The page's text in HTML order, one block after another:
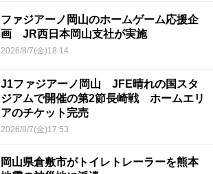
ファジアーノ岡山のホームゲーム応援企
画 JR西日本岡山支社が実施
2026/8/7(金)18:14
J1ファジアーノ岡山 JFE晴れの国スタ
ジアムで開催の第2節長崎戦 ホームエリ
アのチケット完売
2026/8/7(金)17:53
岡山県倉敷市がトイレトレーラーを熊本